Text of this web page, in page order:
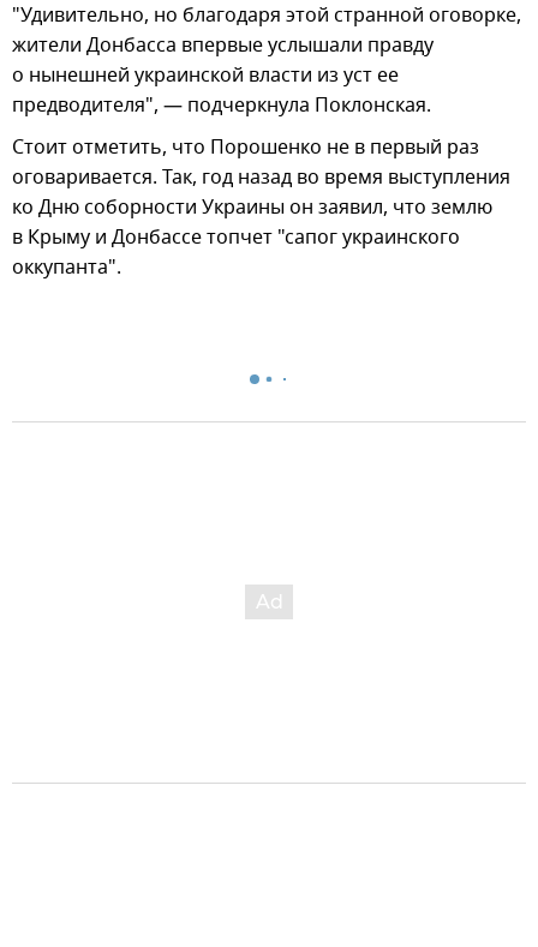
"Удивительно, но благодаря этой странной оговорке,
жители Донбасса впервые услышали правду
о нынешней украинской власти из уст ее
предводителя", — подчеркнула Поклонская.
Стоит отметить, что Порошенко не в первый раз
оговаривается. Так, год назад во время выступления
ко Дню соборности Украины он заявил, что землю
в Крыму и Донбассе топчет "сапог украинского
оккупанта".